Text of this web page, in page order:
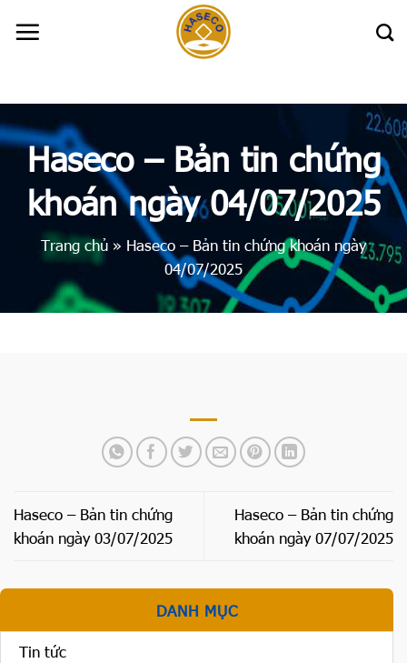
Haseco – Bản tin chứng
khoán ngày 04/07/2025
Trang chủ » Haseco – Bản tin chứng khoán ngày
04/07/2025
Haseco – Bản tin chứng
khoán ngày 03/07/2025
Haseco – Bản tin chứng
khoán ngày 07/07/2025
DANH MỤC
Tin tức